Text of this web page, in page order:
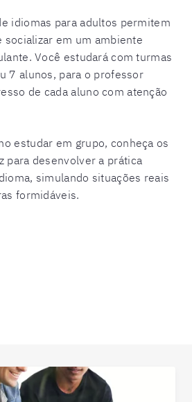
idiomas para adultos permitem
socializar em um ambiente
Você estudará com turmas
7 alunos, para o professor
de cada aluno com atenção
estudar em grupo, conheça os
para desenvolver a prática
simulando situações reais
formidáveis.